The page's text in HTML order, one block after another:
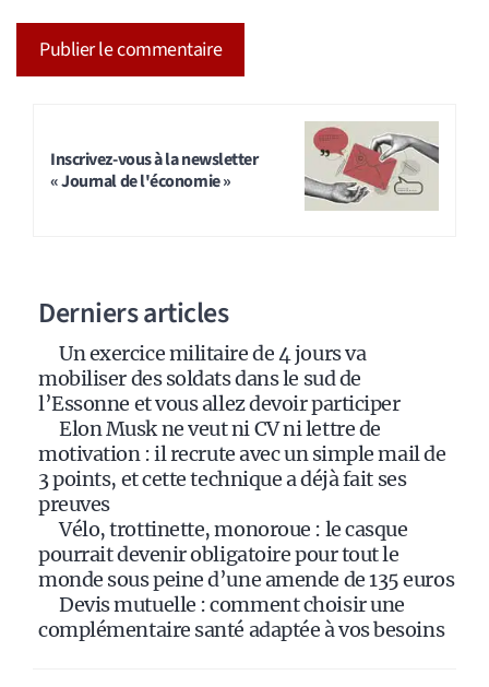
Inscrivez-vous à la newsletter
« Journal de l'économie »
Derniers articles
Un exercice militaire de 4 jours va
mobiliser des soldats dans le sud de
l’Essonne et vous allez devoir participer
Elon Musk ne veut ni CV ni lettre de
motivation : il recrute avec un simple mail de
3 points, et cette technique a déjà fait ses
preuves
Vélo, trottinette, monoroue : le casque
pourrait devenir obligatoire pour tout le
monde sous peine d’une amende de 135 euros
Devis mutuelle : comment choisir une
complémentaire santé adaptée à vos besoins